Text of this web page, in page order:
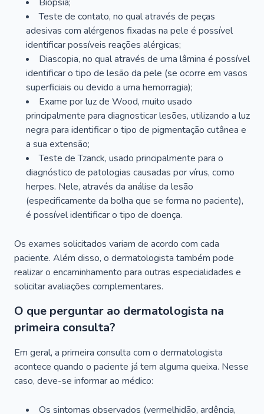
Teste de contato, no qual através de peças
adesivas com alérgenos fixadas na pele é possível
identificar possíveis reações alérgicas;
Diascopia, no qual através de uma lâmina é possível
identificar o tipo de lesão da pele (se ocorre em vasos
superficiais ou devido a uma hemorragia);
Exame por luz de Wood, muito usado
principalmente para diagnosticar lesões, utilizando a luz
negra para identificar o tipo de pigmentação cutânea e
a sua extensão;
Teste de Tzanck, usado principalmente para o
diagnóstico de patologias causadas por vírus, como
herpes. Nele, através da análise da lesão
(especificamente da bolha que se forma no paciente),
é possível identificar o tipo de doença.
Os exames solicitados variam de acordo com cada
paciente. Além disso, o dermatologista também pode
realizar o encaminhamento para outras especialidades e
solicitar avaliações complementares.
O que perguntar ao dermatologista na
primeira consulta?
Em geral, a primeira consulta com o dermatologista
acontece quando o paciente já tem alguma queixa. Nesse
caso, deve-se informar ao médico:
Os sintomas observados (vermelhidão, ardência,